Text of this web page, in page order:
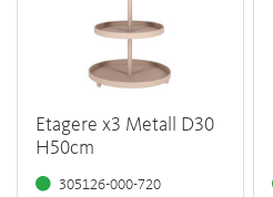
Etagere x3 Metall D30
H50cm
305126-000-720